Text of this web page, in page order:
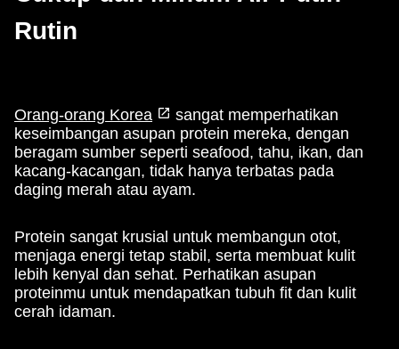
Rutin
Orang-orang Korea
sangat memperhatikan
keseimbangan asupan protein mereka, dengan
beragam sumber seperti seafood, tahu, ikan, dan
kacang-kacangan, tidak hanya terbatas pada
daging merah atau ayam.
Protein sangat krusial untuk membangun otot,
menjaga energi tetap stabil, serta membuat kulit
lebih kenyal dan sehat. Perhatikan asupan
proteinmu untuk mendapatkan tubuh fit dan kulit
cerah idaman.